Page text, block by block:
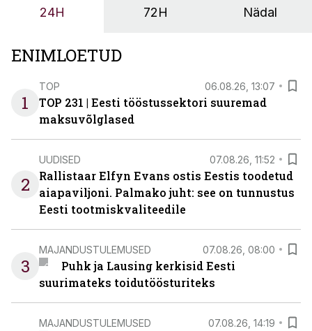
24H 72H Nädal
ENIMLOETUD
1
TOP 06.08.26, 13:07
TOP 231 | Eesti tööstussektori suuremad
maksuvõlglased
2
UUDISED 07.08.26, 11:52
Rallistaar Elfyn Evans ostis Eestis toodetud
aiapaviljoni. Palmako juht: see on tunnustus
Eesti tootmiskvaliteedile
3
MAJANDUSTULEMUSED 07.08.26, 08:00
Puhk ja Lausing kerkisid Eesti
suurimateks toidutöösturiteks
MAJANDUSTULEMUSED 07.08.26, 14:19